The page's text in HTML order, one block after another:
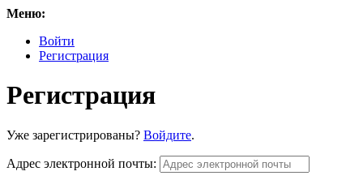
Меню:
Войти
Регистрация
Регистрация
Уже зарегистрированы? Войдите.
Адрес электронной почты: